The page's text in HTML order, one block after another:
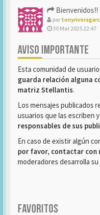
Bienvenidos!!
por
30 Mar 2025 22:47
AVISO IMPORTANTE
Esta comunidad de
guarda relación alguna
matriz Stellantis.
Los mensajes publicados
usuarios que las escriben y
responsables de sus
En caso de existir algún
por favor, contactar con
moderadores desarrolla
FAVORITOS